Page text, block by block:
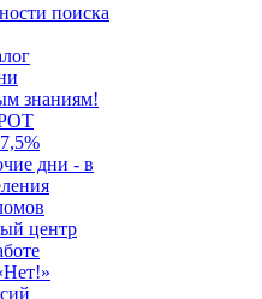
поиска
знаниям!
дни - в
центр